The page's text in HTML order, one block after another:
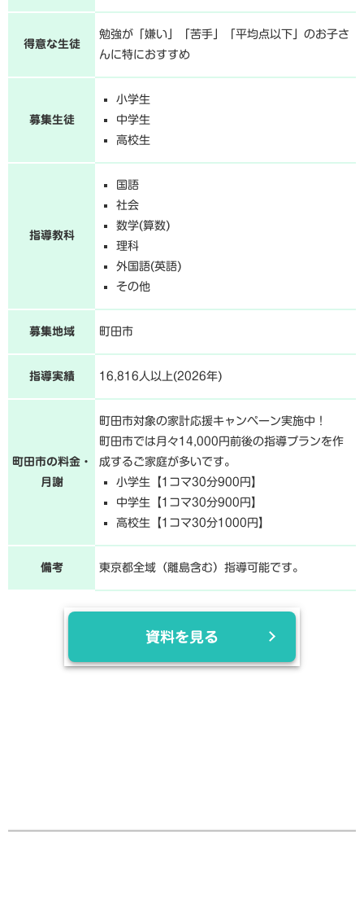
得意な生徒
勉強が「嫌い」「苦手」「平均点以下」のお子さ
んに特におすすめ
募集生徒
小学生
中学生
高校生
指導教科
国語
社会
数学(算数)
理科
外国語(英語)
その他
募集地域 町田市
指導実績 16,816人以上(2026年)
町田市の料金・
月謝
町田市対象の家計応援キャンペーン実施中！
町田市では月々14,000円前後の指導プランを作
成するご家庭が多いです。
小学生【1コマ30分900円】
中学生【1コマ30分900円】
高校生【1コマ30分1000円】
備考 東京都全域（離島含む）指導可能です。
資料を見る